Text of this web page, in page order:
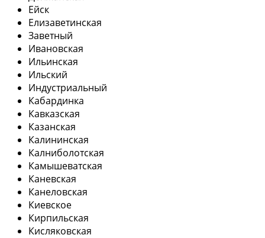
Ейск
Елизаветинская
Заветный
Ивановская
Ильинская
Ильский
Индустриальный
Кабардинка
Кавказская
Казанская
Калининская
Калниболотская
Камышеватская
Каневская
Канеловская
Киевское
Кирпильская
Кисляковская